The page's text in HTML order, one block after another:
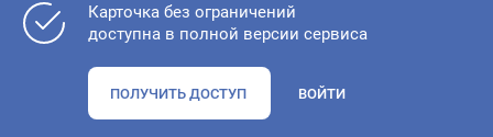
Как оценить состояние компании
Карточка без ограничений
доступна в полной версии сервиса
ПОЛУЧИТЬ ДОСТУП ВОЙТИ